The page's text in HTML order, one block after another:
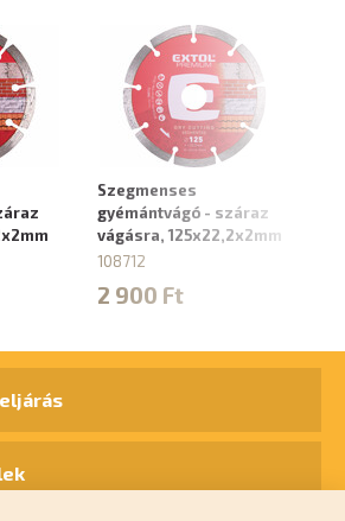
Szegmenses
gyémántvágó - száraz
vágásra, 125x22,2x2mm
108712
2 900 Ft